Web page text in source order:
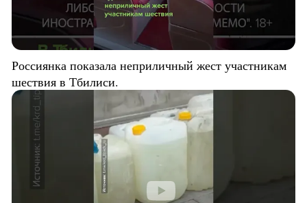
Россиянка показала неприличный жест участникам
шествия в Тбилиси.